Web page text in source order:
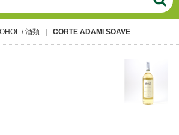
/ 酒類 CORTE ADAMI SOAVE